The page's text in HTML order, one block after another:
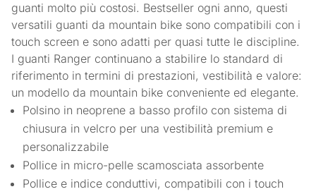
guanti molto più costosi. Bestseller ogni anno, questi
versatili guanti da mountain bike sono compatibili con i
touch screen e sono adatti per quasi tutte le discipline.
I guanti Ranger continuano a stabilire lo standard di
riferimento in termini di prestazioni, vestibilità e valore:
un modello da mountain bike conveniente ed elegante.
Polsino in neoprene a basso profilo con sistema di
chiusura in velcro per una vestibilità premium e
personalizzabile
Pollice in micro-pelle scamosciata assorbente
Pollice e indice conduttivi, compatibili con i touch